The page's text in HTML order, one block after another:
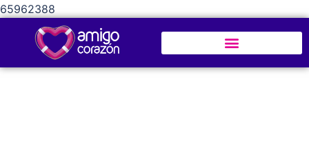
65962388